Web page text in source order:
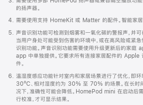
的扬声器。
需要使用支持 HomeKit 或 Matter 的配件。智能家居
声音识别功能可检测到烟雾和一氧化碳的警报声，并可
当用户身处可能受到伤害的环境中，或在高风险或紧急
识别功能。声音识别功能需要使用升级更新后的家庭
app 中单独提供。它要求所有连接家居配件的 Apple
件。
温湿度感应功能针对室内和家居场景进行了优化，即
30ºC、相对湿度约为 30% 至 70% 的场景。在长时
况下，准确性可能会降低。HomePod mini 在启动后
行校准，才可显示结果。